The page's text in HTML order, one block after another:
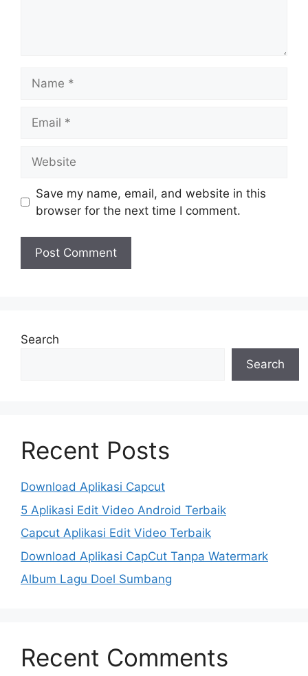
Save my name, email, and website in this
browser for the next time I comment.
Search
Search
Recent Posts
Download Aplikasi Capcut
5 Aplikasi Edit Video Android Terbaik
Capcut Aplikasi Edit Video Terbaik
Download Aplikasi CapCut Tanpa Watermark
Album Lagu Doel Sumbang
Recent Comments